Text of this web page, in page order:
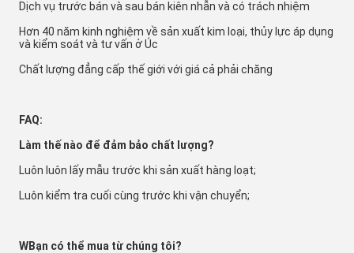
Dịch vụ trước bán và sau bán kiên nhẫn và có trách nhiệm
Hơn 40 năm kinh nghiệm về sản xuất kim loại, thủy lực áp dụng
và kiểm soát và tư vấn ở Úc
Chất lượng đẳng cấp thế giới với giá cả phải chăng
FAQ:
Làm thế nào để đảm bảo chất lượng?
Luôn luôn lấy mẫu trước khi sản xuất hàng loạt;
Luôn kiểm tra cuối cùng trước khi vận chuyển;
WBạn có thể mua từ chúng tôi?